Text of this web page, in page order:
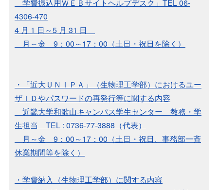
学費振込用ＷＥＢサイトヘルプデスク」TEL 06-
4306-470
4 月 1 日～5 月 31 日
月～金 9：00～17：00（土日・祝日を除く）
・「近大ＵＮＩＰＡ」（生物理工学部）におけるユー
ザＩＤやパスワードの再発行等に関する内容
近畿大学和歌山キャンパス学生センター 教務・学
生担当 TEL : 0736-77-3888（代表）
月～金 9：00～17：00（土日・祝日、事務部一斉
休業期間等を除く）
・学費納入（生物理工学部）に関する内容